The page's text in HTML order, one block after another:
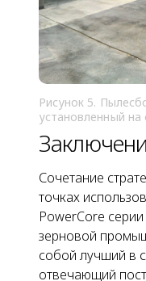
Рисунок 5.
установленный на
Сочетание
точках
PowerCore
зерновой
собой лучший в
отвечающий